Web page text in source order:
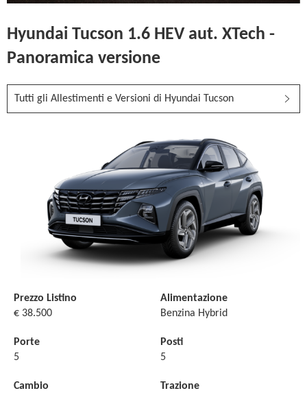
Hyundai Tucson 1.6 HEV aut. XTech -
Panoramica versione
Tutti gli Allestimenti e Versioni di Hyundai Tucson
Prezzo Listino
€ 38.500
Alimentazione
Benzina Hybrid
Porte
5
Posti
5
Cambio
Trazione